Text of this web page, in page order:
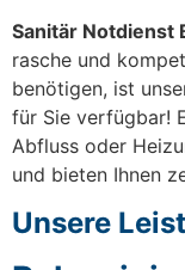
Sanitär Notdienst
rasche und
benötigen, ist
für Sie verfügbar!
Abfluss oder
und bieten Ihnen
Unsere